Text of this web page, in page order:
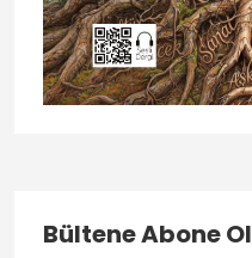
Bültene Abone Ol